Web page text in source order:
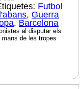
Futbol
, Guerra
, Barcelona
al disputar els
de les tropes